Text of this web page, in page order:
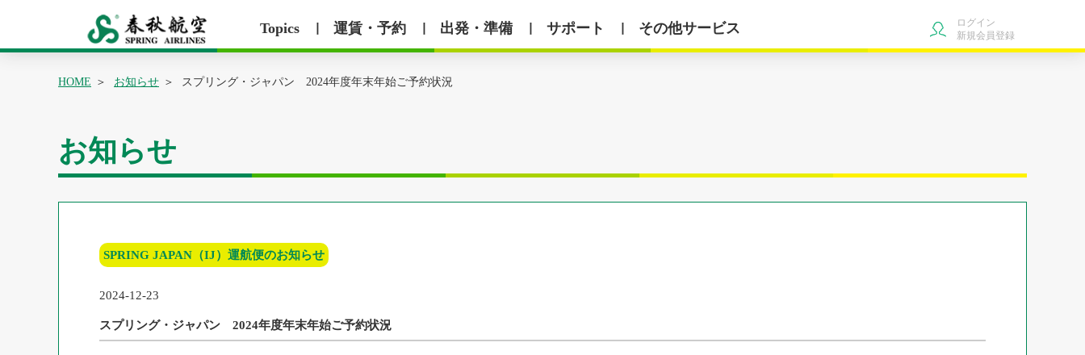
Topics 運賃・予約 出発・準備 サポート その他サービス
ログイン
新規会員登録
HOME お知らせ スプリング・ジャパン 2024年度年末年始ご予約状況
お知らせ
SPRING JAPAN（IJ）運航便のお知らせ
2024-12-23
スプリング・ジャパン 2024年度年末年始ご予約状況